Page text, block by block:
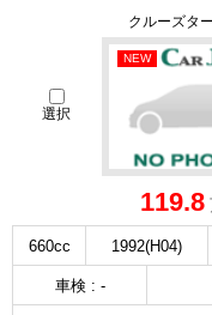
クルーズタ
選択
NEW
119.8
660cc 1992(H04)
車検 : -